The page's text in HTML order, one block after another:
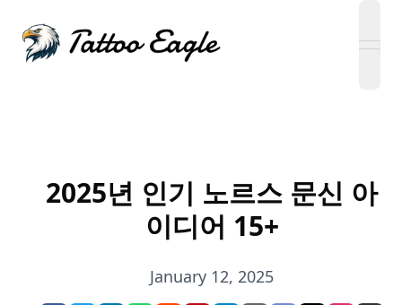
2025년 인기 노르스 문신 아
이디어 15+
January 12, 2025